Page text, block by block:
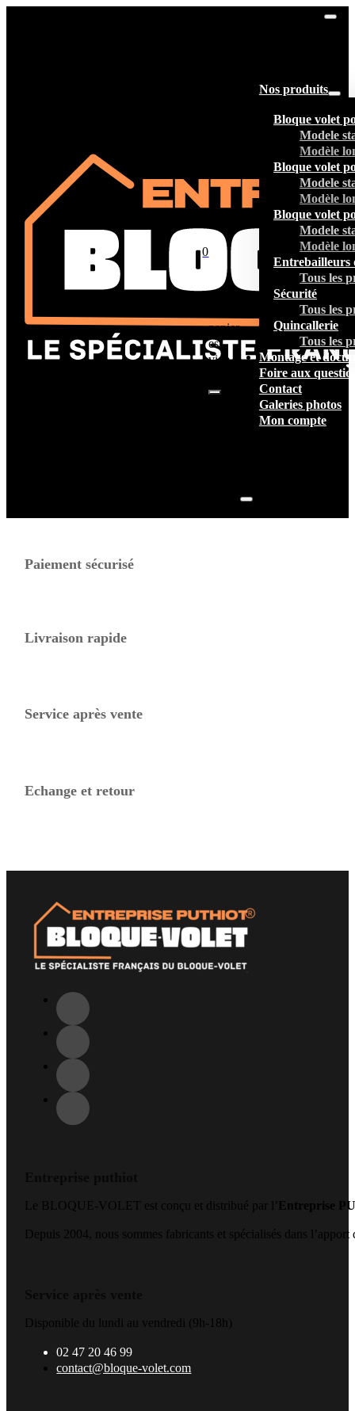
Nos produits
Bloque volet
Modele
Modèle
Bloque volet
Modele
Modèle
Bloque volet
Modele
Modèle
Entrebailleurs
Tous les
Sécurité
Tous les
Quincallerie
Tous les
Montage et
Foire aux
Contact
Galeries photos
Mon compte
0
panier
est
vide.
Paiement sécurisé
Livraison rapide
Service après vente
Echange et retour
Le BLOQUE-VOLET est conçu et distribué par l’ Entreprise
Depuis 2004, nous sommes fabricants et spécialisés dans
Disponible du lundi au vendredi (9h-18h)
02 47 20 46 99
contact@bloque-volet.com